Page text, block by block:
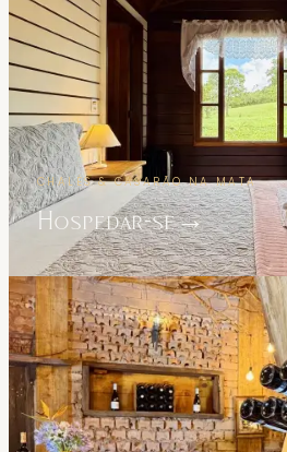
CHALÉS & CASARÃO NA MATA
Hospedar-se→